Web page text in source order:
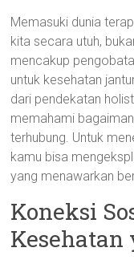
Memasuki dunia
kita secara utuh,
mencakup
untuk kesehatan
dari pendekatan
memahami
terhubung. Untuk
kamu bisa
yang menawarkan
Koneksi
Kesehatan